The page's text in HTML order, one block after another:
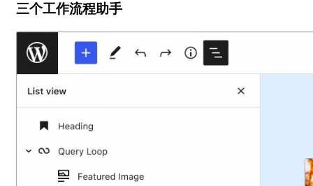
三个工作流程助手